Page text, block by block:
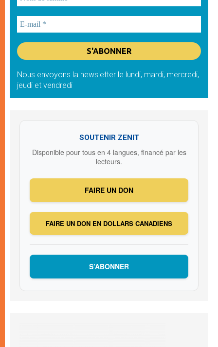
Nous envoyons la newsletter le lundi, mardi, mercredi,
jeudi et vendredi
SOUTENIR ZENIT
Disponible pour tous en 4 langues, financé par les
lecteurs.
FAIRE UN DON
FAIRE UN DON EN DOLLARS CANADIENS
S’ABONNER